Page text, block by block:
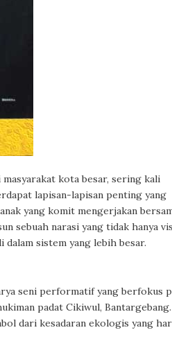
kota besar, sering kali
lapisan-lapisan penting yang
yang komit mengerjakan
sebuah narasi yang tidak hanya
sistem yang lebih besar.
seni performatif yang berfokus
padat Cikiwul, Bantargebang.
dari kesadaran ekologis yang